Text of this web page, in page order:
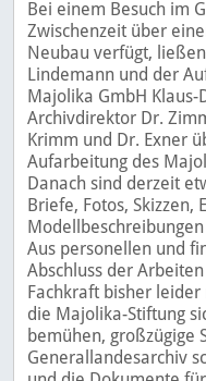
Bei einem Besuch im
Zwischenzeit über
Neubau verfügt,
Lindemann und der
Majolika GmbH
Archivdirektor Dr.
Krimm und Dr. Exner
Aufarbeitung des
Danach sind derzeit
Briefe, Fotos, Skizzen,
Aus personellen und
Abschluss der
Fachkraft bisher
die Majolika-Stiftung
bemühen, großzügige
Generallandesarchiv